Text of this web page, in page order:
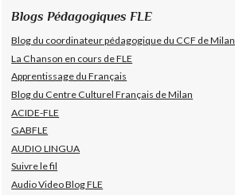
Blogs Pédagogiques FLE
Blog du coordinateur pédagogique du CCF de Milan
La Chanson en cours de FLE
Apprentissage du Français
Blog du Centre Culturel Français de Milan
ACIDE-FLE
GABFLE
AUDIO LINGUA
Suivre le fil
Audio Video Blog FLE